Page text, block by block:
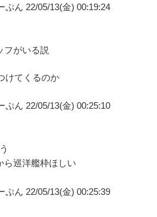
ぷん 22/05/13(金) 00:19:24
フがいる説
けてくるのか
ぷん 22/05/13(金) 00:25:10
ら巡洋艦枠ほしい
ぷん 22/05/13(金) 00:25:39